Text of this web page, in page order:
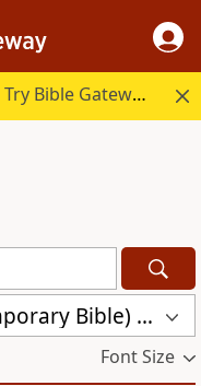
Try Bible Gateway Plus.
nuBibeln (Swedish Contemporary Bible) (NUB)
Font Size